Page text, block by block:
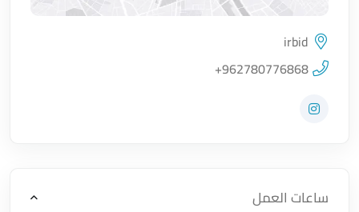
اضغط لتحميل الموقع
irbid
+962780776868
زيارة حساب المتجر على Instagram
ساعات العمل